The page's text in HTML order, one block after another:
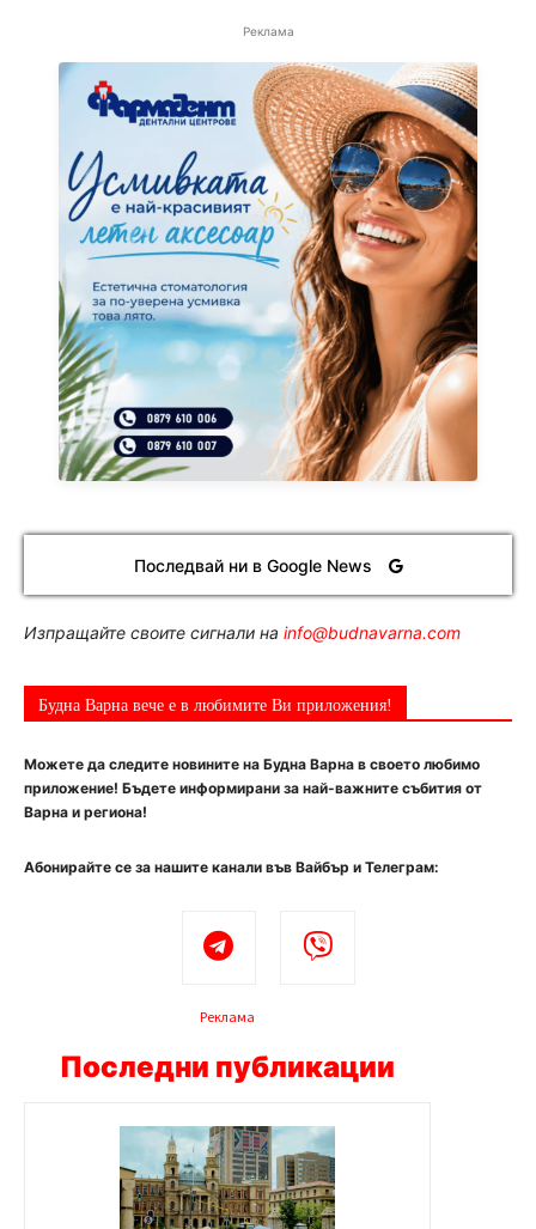
Реклама
Последвай ни в Google News
Изпращайте своите сигнали на info@budnavarna.com
Будна Варна вече е в любимите Ви приложения!
Можете да следите новините на Будна Варна в своето любимо
приложение! Бъдете информирани за най-важните събития от
Варна и региона!
Абонирайте се за нашите канали във Вайбър и Телеграм:
Реклама
Последни публикации